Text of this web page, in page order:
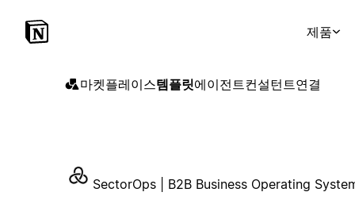
제품
마켓플레이스템플릿에이전트컨설턴트연결
SectorOps | B2B Business Operating